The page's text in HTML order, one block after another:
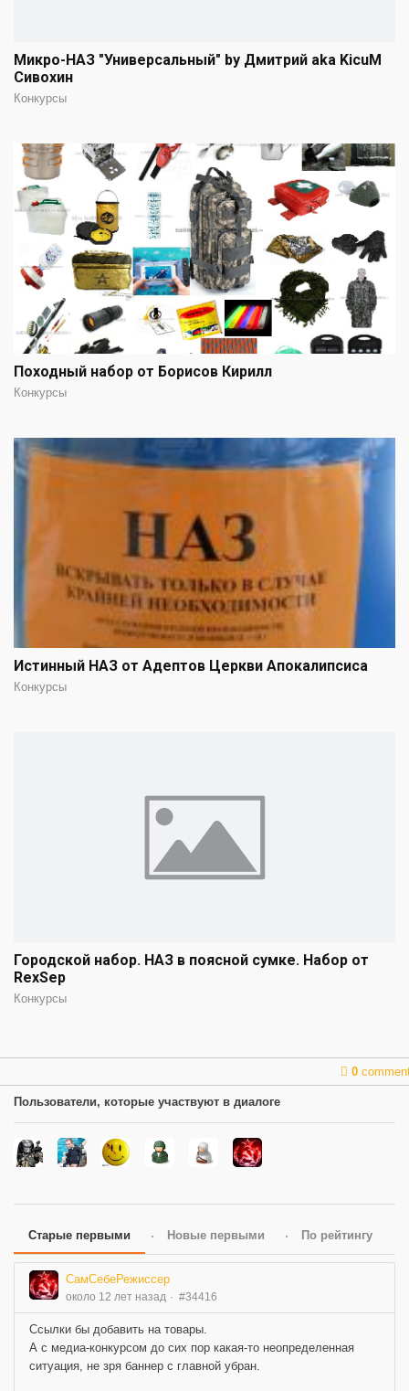
Микро-НАЗ "Универсальный" by Дмитрий aka KicuM
Сивохин
Конкурсы
Походный набор от Борисов Кирилл
Конкурсы
Истинный НАЗ от Адептов Церкви Апокалипсиса
Конкурсы
Городской набор. НАЗ в поясной сумке. Набор от
RexSep
Конкурсы
0
Пользователи, которые участвуют в диалоге
Старые первыми Новые первыми По рейтингу
СамСебеРежиссер
около 12 лет назад #34416
Ссылки бы добавить на товары.
А с медиа-конкурсом до сих пор какая-то неопределенная
ситуация, не зря баннер с главной убран.